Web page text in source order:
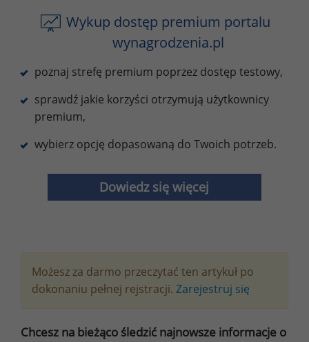
Wykup dostęp premium portalu
wynagrodzenia.pl
poznaj strefę premium poprzez dostęp testowy,
sprawdź jakie korzyści otrzymują użytkownicy
premium,
wybierz opcję dopasowaną do Twoich potrzeb.
Dowiedz się więcej
Możesz za darmo przeczytać ten artykuł po
dokonaniu pełnej rejstracji. Zarejestruj się
Chcesz na bieżąco śledzić najnowsze informacje o